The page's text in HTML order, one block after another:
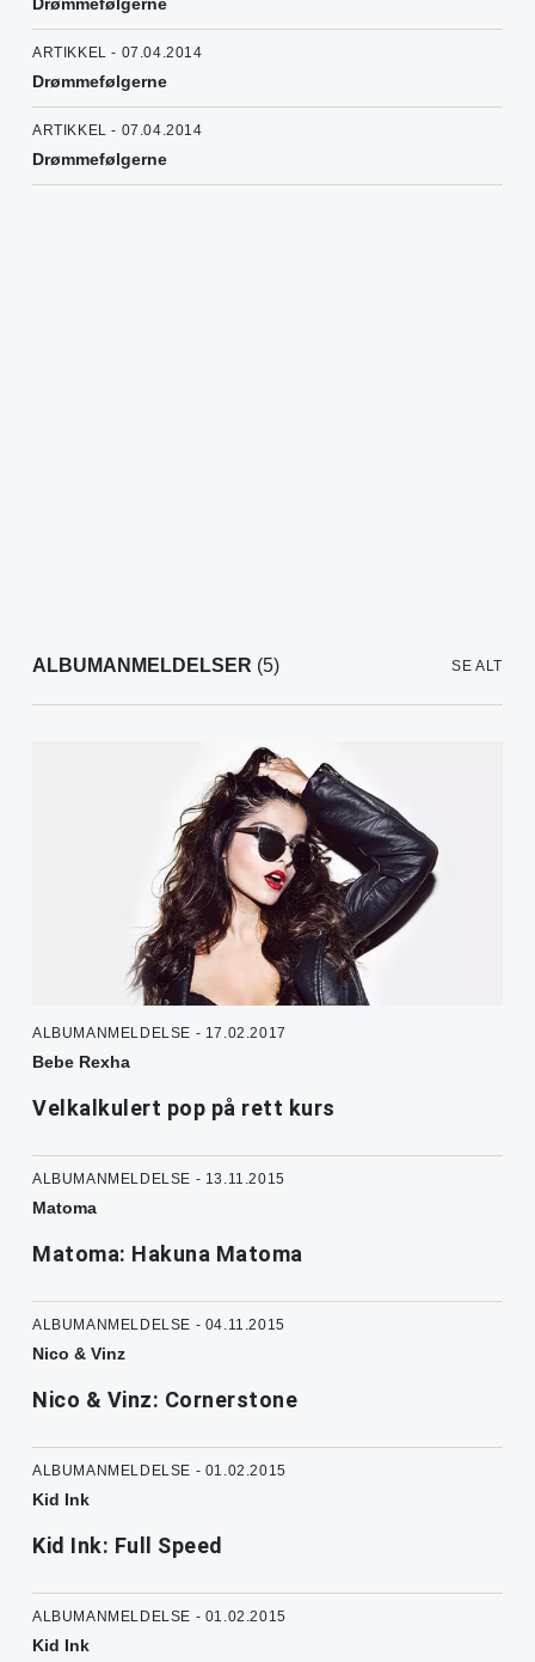
Drømmefølgerne
ARTIKKEL - 07.04.2014
Drømmefølgerne
ARTIKKEL - 07.04.2014
Drømmefølgerne
ALBUMANMELDELSER (5) SE ALT
ALBUMANMELDELSE - 17.02.2017
Bebe Rexha
Velkalkulert pop på rett kurs
ALBUMANMELDELSE - 13.11.2015
Matoma
Matoma: Hakuna Matoma
ALBUMANMELDELSE - 04.11.2015
Nico & Vinz
Nico & Vinz: Cornerstone
ALBUMANMELDELSE - 01.02.2015
Kid Ink
Kid Ink: Full Speed
ALBUMANMELDELSE - 01.02.2015
Kid Ink